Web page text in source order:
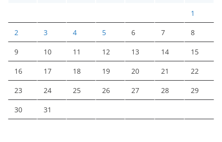
1
2 3 4 5 6 7 8
9 10 11 12 13 14 15
16 17 18 19 20 21 22
23 24 25 26 27 28 29
30 31